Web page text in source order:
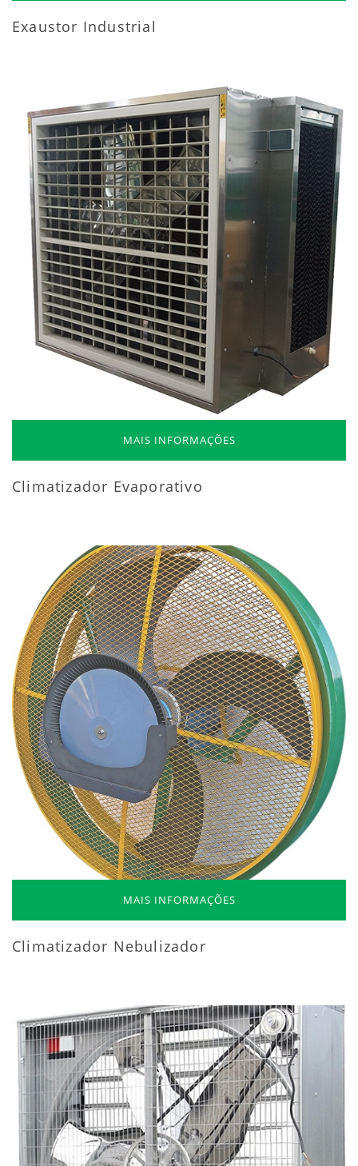
Exaustor Industrial
MAIS INFORMAÇÕES
Climatizador Evaporativo
MAIS INFORMAÇÕES
Climatizador Nebulizador